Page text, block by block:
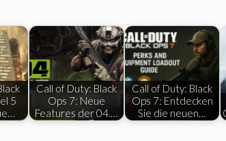
5
Call of Duty: Black
Ops 7: Neue
Features der 04.…
Call of Duty: Black
Ops 7: Entdecken
Sie die neuen…